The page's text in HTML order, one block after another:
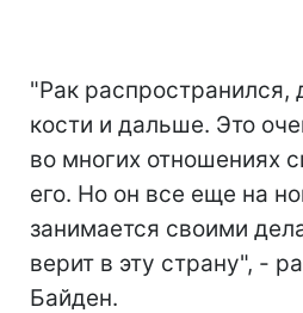
"Рак распространился,
кости и дальше. Это
во многих отношениях
его. Но он все еще на
занимается своими
верит в эту страну", -
Байден.